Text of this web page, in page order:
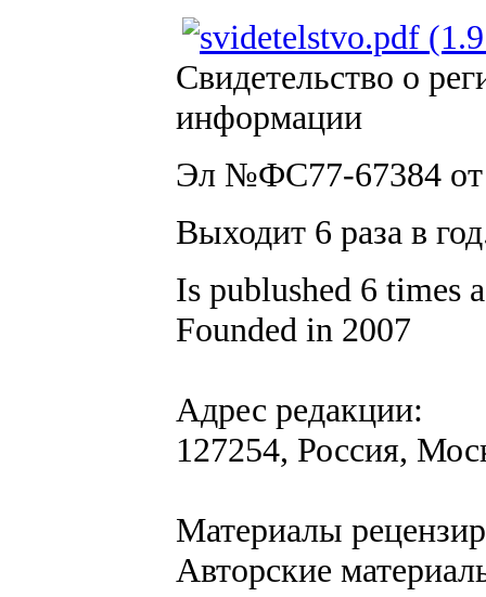
Свидетельство о
информации
Эл №ФС77-67384 от
Выходит 6 раза в
Is publushed 6 times
Founded in 2007
Адрес редакции:
127254, Россия,
Материалы
Авторские